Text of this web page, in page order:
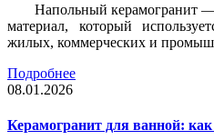
Напольный керамогранит
материал, который
жилых, коммерческих и
Подробнее
08.01.2026
Керамогранит для ванной: